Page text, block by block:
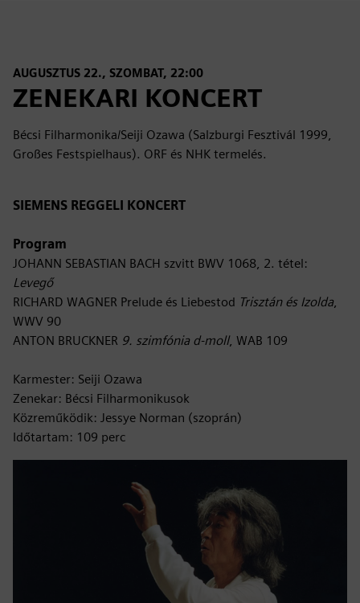
AUGUSZTUS 22., SZOMBAT, 22:00
ZENEKARI KONCERT
Bécsi Filharmonika/Seiji Ozawa (Salzburgi Fesztivál 1999,
Großes Festspielhaus). ORF és NHK termelés.
SIEMENS REGGELI KONCERT
Program
JOHANN SEBASTIAN BACH szvitt BWV 1068, 2. tétel:
Levegő
RICHARD WAGNER Prelude és Liebestod Trisztán és Izolda,
WWV 90
ANTON BRUCKNER 9. szimfónia d-moll, WAB 109
Karmester: Seiji Ozawa
Zenekar: Bécsi Filharmonikusok
Közreműködik: Jessye Norman (szoprán)
Időtartam: 109 perc